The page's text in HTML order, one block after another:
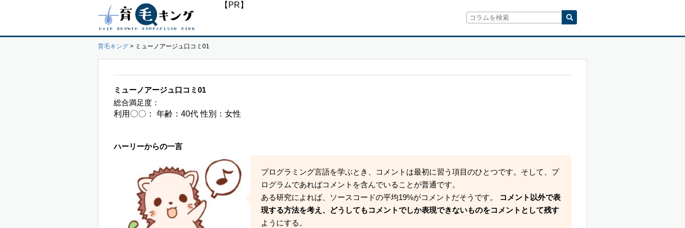
【PR】
育毛キング > ミューノアージュ口コミ01
ミューノアージュ口コミ01
総合満足度：
利用〇〇： 年齢：40代 性別：女性
ハーリーからの一言
プログラミング言語を学ぶとき、コメントは最初に習う項目のひとつです。そして、プ
ログラムであればコメントを含んでいることが普通です。
ある研究によれば、ソースコードの平均19%がコメントだそうです。 コメント以外で表
現する方法を考え、どうしてもコメントでしか表現できないものをコメントとして残す
ようにする。